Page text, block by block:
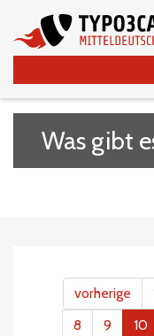
Was gibt
vorherige
8
9 10